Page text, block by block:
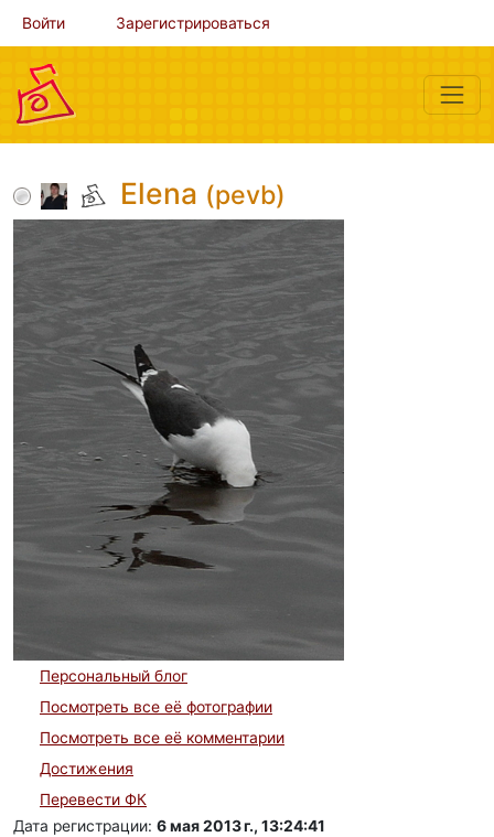
Войти Зарегистрироваться
Elena (pevb)
Персональный блог
Посмотреть все её фотографии
Посмотреть все её комментарии
Достижения
Перевести ФК
Дата регистрации: 6 мая 2013 г., 13:24:41